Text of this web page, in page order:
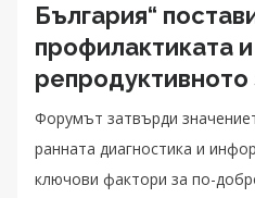
България“
профилактиката и
репродуктивното
Форумът затвърди
ранната диагностика и
ключови фактори за по-